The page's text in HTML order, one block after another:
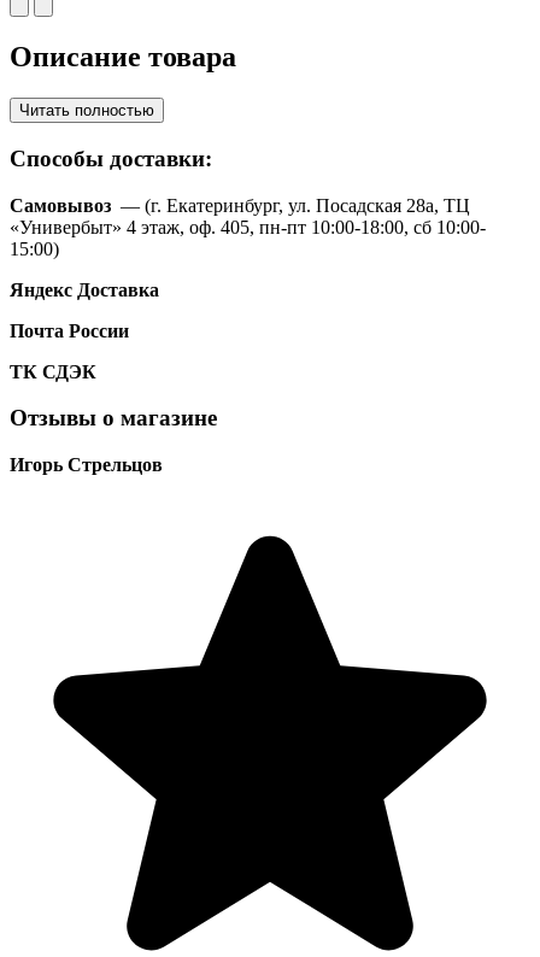
Описание товара
Читать полностью
Способы доставки:
Самовывоз — (г. Екатеринбург, ул. Посадская 28а, ТЦ
«Универбыт» 4 этаж, оф. 405, пн-пт 10:00-18:00, сб 10:00-
15:00)
Яндекс Доставка
Почта России
ТК СДЭК
Отзывы о магазине
Игорь Стрельцов